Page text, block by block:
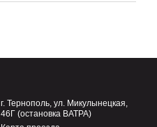
г. Тернополь, ул. Микулынецкая,
46Г (остановка ВАТРА)